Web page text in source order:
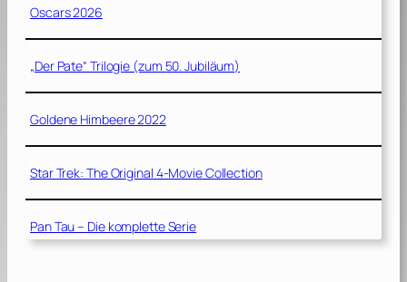
Oscars 2026
„Der Pate“ Trilogie (zum 50. Jubiläum)
Goldene Himbeere 2022
Star Trek: The Original 4-Movie Collection
Pan Tau – Die komplette Serie